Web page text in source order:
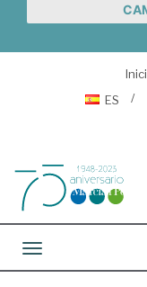
ES
Toggle navigation